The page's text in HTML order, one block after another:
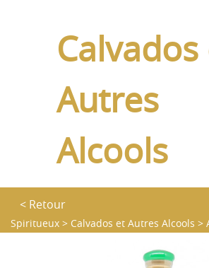
Autres
Alcools
< Retour
Spiritueux > Calvados et Autres Alcools >